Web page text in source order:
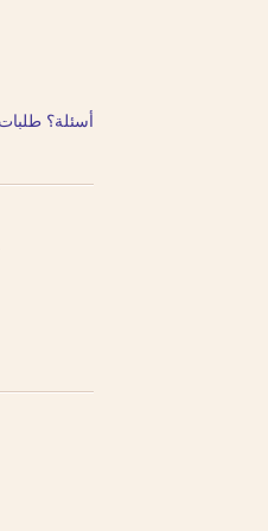
حاول
لا
أسئلة؟